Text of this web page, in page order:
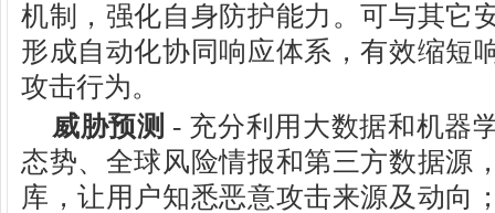
机制，强化自身防护能力。可与其它
形成自动化协同响应体系，有效缩短
攻击行为。
威胁预测 - 充分利用大数据和机器
态势、全球风险情报和第三方数据源
库，让用户知悉恶意攻击来源及动向